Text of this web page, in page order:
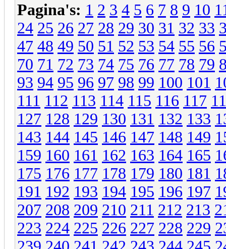
Pagina's: 1 2 3 4 5 6 7 8 9 10
24 25 26 27 28 29 30 31 32 33
47 48 49 50 51 52 53 54 55 56
70 71 72 73 74 75 76 77 78 79
93 94 95 96 97 98 99 100 101
111 112 113 114 115 116 117
127 128 129 130 131 132 133
143 144 145 146 147 148 149
159 160 161 162 163 164 165
175 176 177 178 179 180 181
191 192 193 194 195 196 197
207 208 209 210 211 212 213
223 224 225 226 227 228 229